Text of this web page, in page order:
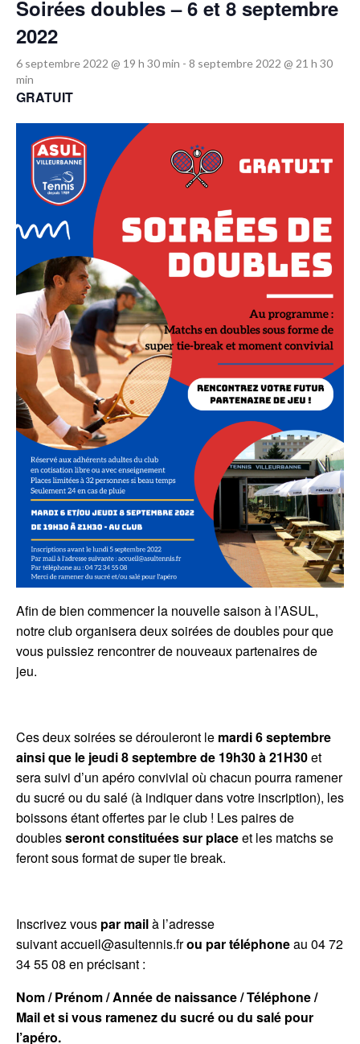
Soirées doubles – 6 et 8 septembre
2022
6 septembre 2022 @ 19 h 30 min - 8 septembre 2022 @ 21 h 30
min
GRATUIT
Afin de bien commencer la nouvelle saison à l’ASUL,
notre club organisera deux soirées de doubles pour que
vous puissiez rencontrer de nouveaux partenaires de
jeu.
Ces deux soirées se dérouleront le mardi 6 septembre
ainsi que le jeudi 8 septembre de 19h30 à 21H30et
sera suivi d’un apéro convivial où chacun pourra ramener
du sucré ou du salé (à indiquer dans votre inscription), les
boissons étant offertes par le club ! Les paires de
doublesseront constituées sur placeet les matchs se
feront sous format de super tie break.
Inscrivez vous par mailà l’adresse
suivant accueil@asultennis.frou par téléphoneau 04 72
34 55 08 en précisant :
Nom / Prénom / Année de naissance / Téléphone /
Mail et si vous ramenez du sucré ou du salé pour
l’apéro.